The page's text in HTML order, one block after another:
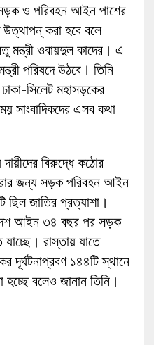
ও পরিবহন আইন পাশের
করা হবে বলে
মন্ত্রী ওবায়দুল কাদের। এ
পরিষদে উঠবে। তিনি
সিলেট মহাসড়কের
সাংবাদিকদের এসব কথা
বিরুদ্ধে কঠোর
জন্য সড়ক পরিবহন আইন
জাতির প্রত্যাশা।
আইন ৩৪ বছর পর সড়ক
রাস্তায় যাতে
দূর্ঘটনাপ্রবণ ১৪৪টি স্থানে
হচ্ছে বলেও জানান তিনি।